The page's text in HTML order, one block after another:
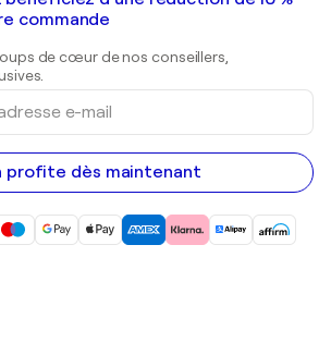
commande
de cœur de nos conseillers,
profite dès maintenant